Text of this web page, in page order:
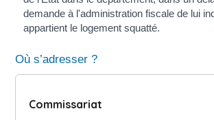
demande à l'administration fiscale de lui
appartient le logement squatté.
Où s’adresser ?
Commissariat